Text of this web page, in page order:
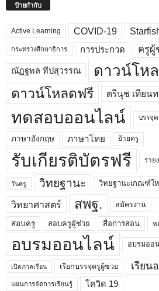
ป้ายกำกับ
Active Learning COVID-19
กระทรวงศึกษาธิการ การประกวด ครูผู้
ณัฏฐพล ทีปสุวรรณ ดาวน์โห
ดาวน์โหลดฟรี ตรีนุช เทียนท
ทดสอบออนไลน์ บรรจุค
ภาษาอังกฤษ ภาษาไทย ย้ายครู
รับเกียรติบัตรฟรี ราย
วันครู วิทยฐานะ วิทยฐานะเกณฑ์ใ
วิทยาศาสตร์ สพฐ. สมัครงาน
สอบครู สอบครูผู้ช่วย สื่อการสอน ห
อบรมออนไลน์ อบรมออ
เปิดภาคเรียน เรียกบรรจุครูผู้ช่วย เรียน
แผนการจัดการเรียนรู้ โควิด 19